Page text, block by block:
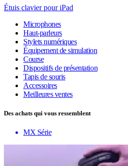
Étuis clavier pour iPad
Microphones
Haut-parleurs
Stylets numériques
Équipement de simulation
Course
Dispositifs de présentation
Tapis de souris
Accessoires
Meilleures ventes
Des achats qui vous ressemblent
MX Série